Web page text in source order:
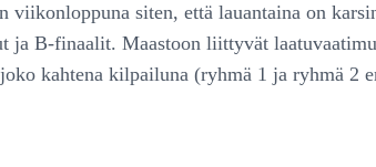
viikonloppuna siten, että lauantaina on
ja B-finaalit. Maastoon liittyvät
kahtena kilpailuna (ryhmä 1 ja ryhmä 2